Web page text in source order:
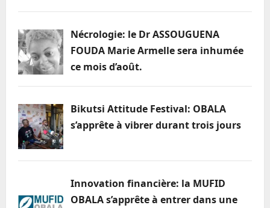
Nécrologie: le Dr ASSOUGUENA
FOUDA Marie Armelle sera inhumée
ce mois d’août.
Bikutsi Attitude Festival: OBALA
s’apprête à vibrer durant trois jours
Innovation financière: la MUFID
OBALA s’apprête à entrer dans une